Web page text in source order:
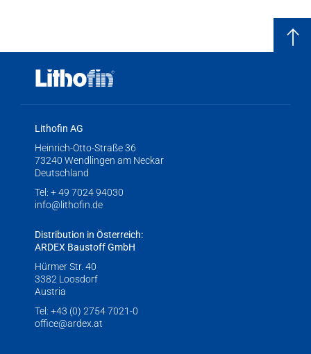
Lithofin AG
Heinrich-Otto-Straße 36
73240 Wendlingen am Neckar
Deutschland
Tel: + 49 7024 94030
info@lithofin.de
Distribution in Österreich:
ARDEX Baustoff GmbH
Hürmer Str. 40
3382 Loosdorf
Austria
Tel: +43 (0) 2754 7021-0
office@ardex.at